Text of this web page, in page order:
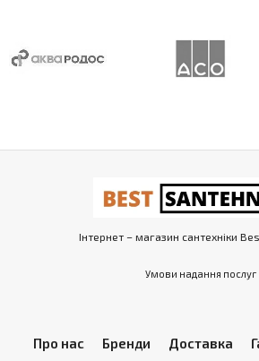
Інтернет – магазин сантехніки
Умови надання послуг
Про нас Бренди Доставка